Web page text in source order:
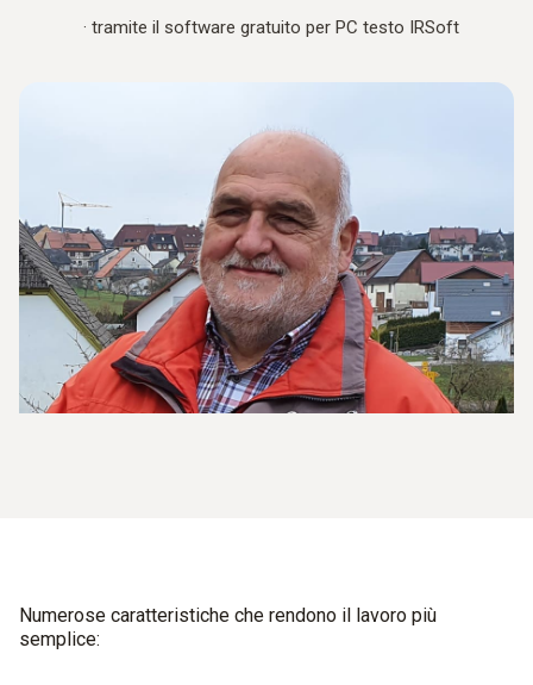
· tramite il software gratuito per PC testo IRSoft
Numerose caratteristiche che rendono il lavoro più
semplice: